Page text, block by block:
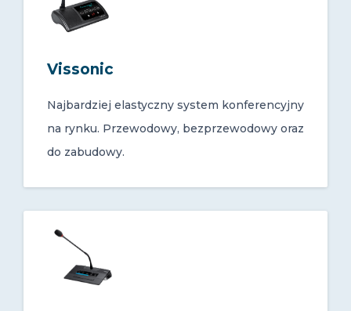
Vissonic
Najbardziej elastyczny system konferencyjny
na rynku. Przewodowy, bezprzewodowy oraz
do zabudowy.